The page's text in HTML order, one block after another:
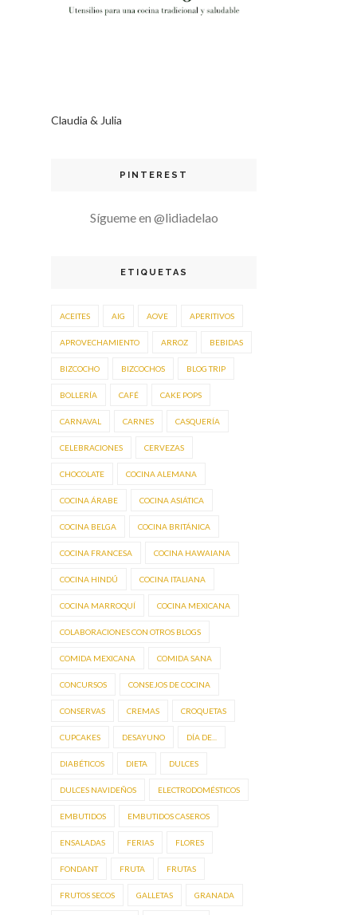
Claudia & Julia
PINTEREST
Sígueme en @lidiadelao
ETIQUETAS
ACEITES AIG AOVE APERITIVOS
APROVECHAMIENTO ARROZ BEBIDAS
BIZCOCHO BIZCOCHOS BLOG TRIP
BOLLERÍA CAFÉ CAKE POPS
CARNAVAL CARNES CASQUERÍA
CELEBRACIONES CERVEZAS
CHOCOLATE COCINA ALEMANA
COCINA ÁRABE COCINA ASIÁTICA
COCINA BELGA COCINA BRITÁNICA
COCINA FRANCESA COCINA HAWAIANA
COCINA HINDÚ COCINA ITALIANA
COCINA MARROQUÍ COCINA MEXICANA
COLABORACIONES CON OTROS BLOGS
COMIDA MEXICANA COMIDA SANA
CONCURSOS CONSEJOS DE COCINA
CONSERVAS CREMAS CROQUETAS
CUPCAKES DESAYUNO DÍA DE...
DIABÉTICOS DIETA DULCES
DULCES NAVIDEÑOS ELECTRODOMÉSTICOS
EMBUTIDOS EMBUTIDOS CASEROS
ENSALADAS FERIAS FLORES
FONDANT FRUTA FRUTAS
FRUTOS SECOS GALLETAS GRANADA